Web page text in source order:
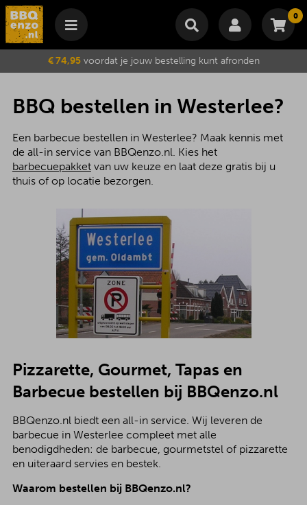
0
Winkelmand
Je winkelwagen is momenteel leeg.
Subtotaal €
Wijzig winkelmand Bestellen
€ 74,95voordat je jouw bestelling kunt afronden
BBQ bestellen in Westerlee?
Een barbecue bestellen in Westerlee? Maak kennis met
de all-in service van BBQenzo.nl. Kies het
barbecuepakketvan uw keuze en laat deze gratis bij u
thuis of op locatie bezorgen.
Pizzarette, Gourmet, Tapas en
Barbecue bestellen bij BBQenzo.nl
BBQenzo.nl biedt een all-in service. Wij leveren de
barbecue in Westerlee compleet met alle
benodigdheden: de barbecue, gourmetstel of pizzarette
en uiteraard servies en bestek.
Waarom bestellen bij BBQenzo.nl?